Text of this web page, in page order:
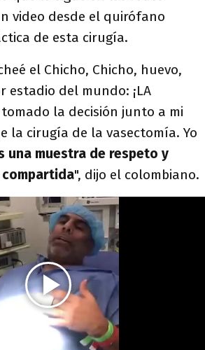
video desde el quirófano
de esta cirugía.
el Chicho, Chicho, huevo,
estadio del mundo: ¡LA
tomado la decisión junto a mi
la cirugía de la vasectomía. Yo
una muestra de respeto y
", dijo el colombiano.